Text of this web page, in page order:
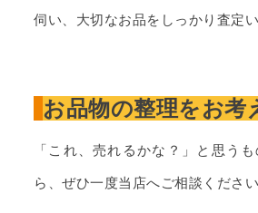
伺い、大切なお品をしっかり査定い
お品物の整理をお考
「これ、売れるかな？」と思う
ら、ぜひ一度当店へご相談ください